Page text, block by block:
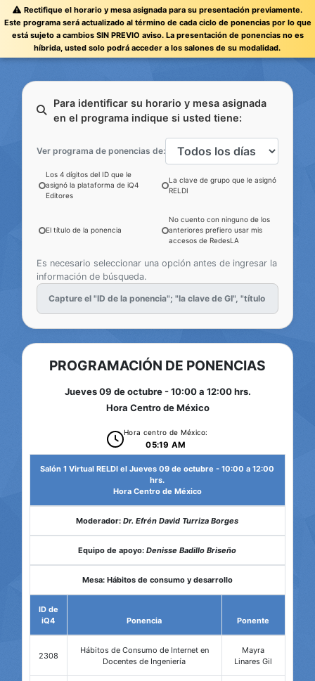
Rectifique el horario y mesa asignada para su presentación previamente.
Este programa será actualizado al término de cada ciclo de ponencias por lo que
está sujeto a cambios SIN PREVIO aviso. La presentación de ponencias no es
híbrida, usted solo podrá acceder a los salones de su modalidad.
Para identificar su horario y mesa asignada
en el programa indique si usted tiene:
Ver programa de ponencias de:
Los 4 dígitos del ID que le
asignó la plataforma de iQ4
Editores
La clave de grupo que le asignó
RELDI
El título de la ponencia
No cuento con ninguno de los
anteriores prefiero usar mis
accesos de RedesLA
Es necesario seleccionar una opción antes de ingresar la
información de búsqueda.
PROGRAMACIÓN DE PONENCIAS
Jueves 09 de octubre - 10:00 a 12:00 hrs.
Hora Centro de México
Hora centro de México:
05:19 AM
Salón 1 Virtual RELDI el Jueves 09 de octubre - 10:00 a 12:00
hrs.
Hora Centro de México
Moderador:Dr. Efrén David Turriza Borges
Equipo de apoyo:Denisse Badillo Briseño
Mesa: Hábitos de consumo y desarrollo
ID de
iQ4
Ponencia Ponente
2308
Hábitos de Consumo de Internet en
Docentes de Ingeniería
Mayra
Linares Gil